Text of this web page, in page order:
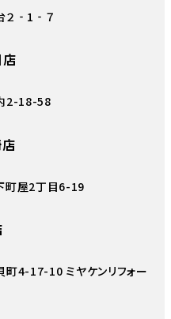
２‐1‐７
2-18-58
町屋2丁目6-19
4-17-10 ミヤケンリフォー